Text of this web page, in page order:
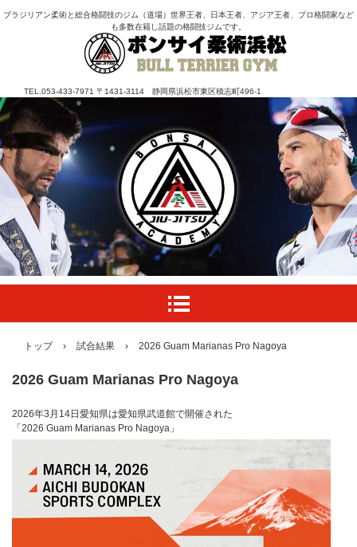
ブラジリアン柔術と総合格闘技のジム（道場）世界王者、日本王者、アジア王者、プロ格闘家など
も多数在籍し話題の格闘技ジムです。
TEL.053-433-7971 〒1431-3114 静岡県浜松市東区積志町496-1
トップ › 試合結果 › 2026 Guam Marianas Pro Nagoya
2026 Guam Marianas Pro Nagoya
2026年3月14日愛知県は愛知県武道館で開催された
「2026 Guam Marianas Pro Nagoya」